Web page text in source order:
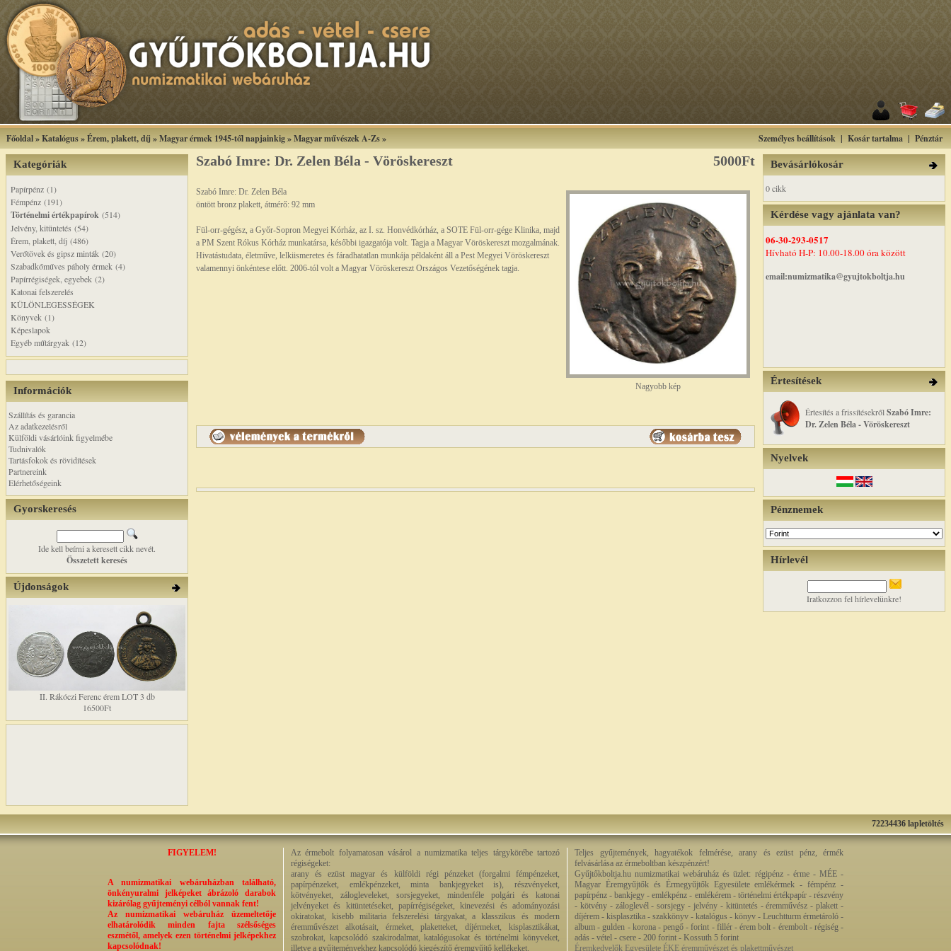
Főoldal»Katalógus»Érem, plakett, díj »Magyar érmek 1945-től napjainkig»Magyar művészek A-Zs» Személyes beállítások | Kosár tartalma | Pénztár
Kategóriák
Papírpénz (1)
Fémpénz (191)
Történelmi értékpapírok (514)
Jelvény, kitüntetés (54)
Érem, plakett, díj (486)
Verőtövek és gipsz minták (20)
Szabadkőműves páholy érmek (4)
Papírrégiségek, egyebek (2)
Katonai felszerelés
KÜLÖNLEGESSÉGEK
Könyvek (1)
Képeslapok
Egyéb műtárgyak (12)
Információk
Szállítás és garancia
Az adatkezelésről
Külföldi vásárlóink figyelmébe
Tudnivalók
Tartásfokok és rövidítések
Partnereink
Elérhetőségeink
Gyorskeresés
Ide kell beírni a keresett cikk nevét.
Összetett keresés
Újdonságok
II. Rákóczi Ferenc érem LOT 3 db
16500Ft
Szabó Imre: Dr. Zelen Béla - Vöröskereszt 5000Ft
Nagyobb kép
Szabó Imre: Dr. Zelen Béla
öntött bronz plakett, átmérő: 92 mm
Fül-orr-gégész, a Győr-Sopron Megyei Kórház, az I. sz. Honvédkórház, a SOTE Fül-orr-gége Klinika, majd
a PM Szent Rókus Kórház munkatársa, későbbi igazgatója volt. Tagja a Magyar Vöröskereszt mozgalmának.
Hivatástudata, életműve, lelkiismeretes és fáradhatatlan munkája példaként áll a Pest Megyei Vöröskereszt
valamennyi önkéntese előtt. 2006-tól volt a Magyar Vöröskereszt Országos Vezetőségének tagja.
Bevásárlókosár
0 cikk
Kérdése vagy ajánlata van?
06-30-293-0517
Hívható H-P: 10.00-18.00 óra között
email:numizmatika@gyujtokboltja.hu
Értesítések
Értesítés a frissítésekről Szabó Imre:
Dr. Zelen Béla - Vöröskereszt
Nyelvek
Pénznemek
Hírlevél
Iratkozzon fel hírlevelünkre!
72234436 lapletöltés
FIGYELEM!
A numizmatikai webáruházban található,
önkényuralmi jelképeket ábrázoló darabok
kizárólag gyűjteményi célból vannak fent!
Az numizmatikai webáruház üzemeltetője
elhatárolódik minden fajta szélsőséges
eszmétől, amelyek ezen történelmi jelképekhez
kapcsolódnak!
Az érmebolt folyamatosan vásárol a numizmatika teljes tárgykörébe tartozó
régiségeket:
arany és ezüst magyar és külföldi régi pénzeket (forgalmi fémpénzeket,
papírpénzeket, emlékpénzeket, minta bankjegyeket is), részvényeket,
kötvényeket, zálogleveleket, sorsjegyeket, mindenféle polgári és katonai
jelvényeket és kitüntetéseket, papírrégiségeket, kinevezési és adományozási
okiratokat, kisebb militaria felszerelési tárgyakat, a klasszikus és modern
éremművészet alkotásait, érmeket, plaketteket, díjérmeket, kisplasztikákat,
szobrokat, kapcsolódó szakirodalmat, katalógusokat és történelmi könyveket,
illetve a gyűjteményekhez kapcsolódó kiegészítő éremgyűjtő kellékeket.
Teljes gyűjtemények, hagyatékok felmérése, arany és ezüst pénz, érmék
felvásárlása az érmeboltban készpénzért!
Gyűjtőkboltja.hu numizmatikai webáruház és üzlet: régipénz - érme - MÉE -
Magyar Éremgyűjtők és Érmegyűjtők Egyesülete emlékérmek - fémpénz -
papírpénz - bankjegy - emlékpénz - emlékérem - történelmi értékpapír - részvény
- kötvény - záloglevél - sorsjegy - jelvény - kitüntetés - éremművész - plakett -
díjérem - kisplasztika - szakkönyv - katalógus - könyv - Leuchtturm érmetároló -
album - gulden - korona - pengő - forint - fillér - érem bolt - érembolt - régiség -
adás - vétel - csere - 200 forint - Kossuth 5 forint
Éremkedvelők Egyesülete ÉKE éremművészet és plakettművészet